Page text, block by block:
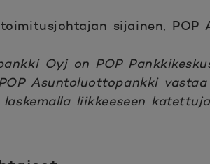
sijainen,
Oyj on POP
Asuntoluottopankki
liikkeeseen